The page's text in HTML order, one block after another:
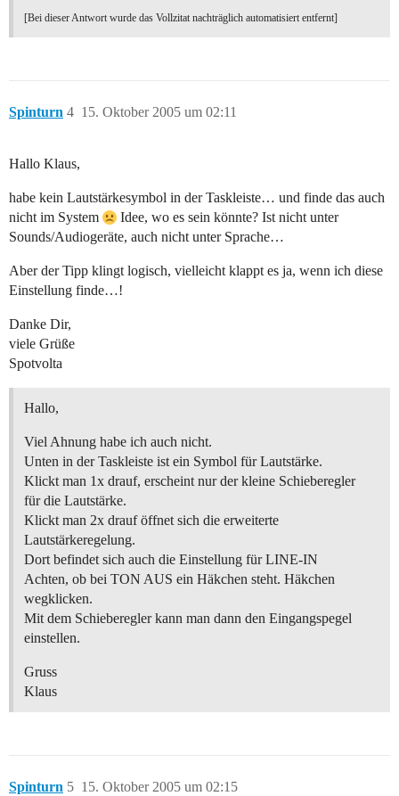
[Bei dieser Antwort wurde das Vollzitat nachträglich automatisiert entfernt]
Spinturn 15. Oktober 2005 um 02:11
4
Hallo Klaus,
habe kein Lautstärkesymbol in der Taskleiste… und finde das auch
nicht im System
Idee, wo es sein könnte? Ist nicht unter
Sounds/Audiogeräte, auch nicht unter Sprache…
Aber der Tipp klingt logisch, vielleicht klappt es ja, wenn ich diese
Einstellung finde…!
Danke Dir,
viele Grüße
Spotvolta
Hallo,
Viel Ahnung habe ich auch nicht.
Unten in der Taskleiste ist ein Symbol für Lautstärke.
Klickt man 1x drauf, erscheint nur der kleine Schieberegler
für die Lautstärke.
Klickt man 2x drauf öffnet sich die erweiterte
Lautstärkeregelung.
Dort befindet sich auch die Einstellung für LINE-IN
Achten, ob bei TON AUS ein Häkchen steht. Häkchen
wegklicken.
Mit dem Schieberegler kann man dann den Eingangspegel
einstellen.
Gruss
Klaus
Spinturn 15. Oktober 2005 um 02:15
5